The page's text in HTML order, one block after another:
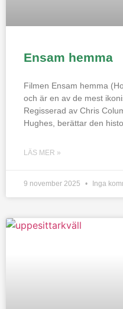
Ensam hemma
Filmen Ensam hemma
och är en av de mest
Regisserad av Chris
Hughes, berättar den
LÄS MER »
9 november 2025 Inga